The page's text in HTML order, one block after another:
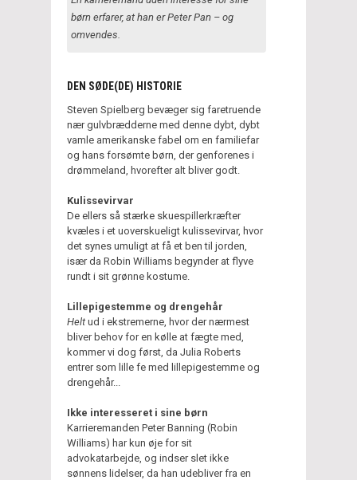
børn erfarer, at han er Peter Pan – og
omvendes.
DEN SØDE(DE) HISTORIE
Steven Spielberg bevæger sig faretruende
nær gulvbrædderne med denne dybt, dybt
vamle amerikanske fabel om en familiefar
og hans forsømte børn, der genforenes i
drømmeland, hvorefter alt bliver godt.
Kulissevirvar
De ellers så stærke skuespillerkræfter
kvæles i et uoverskueligt kulissevirvar, hvor
det synes umuligt at få et ben til jorden,
især da Robin Williams begynder at flyve
rundt i sit grønne kostume.
Lillepigestemme og drengehår
Helt ud i ekstremerne, hvor der nærmest
bliver behov for en kølle at fægte med,
kommer vi dog først, da Julia Roberts
entrer som lille fe med lillepigestemme og
drengehår...
Ikke interesseret i sine børn
Karrieremanden Peter Banning (Robin
Williams) har kun øje for sit
advokatarbejde, og indser slet ikke
sønnens lidelser, da han udebliver fra en